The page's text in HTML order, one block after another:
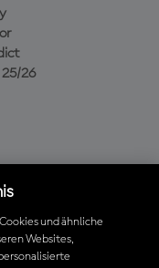
25/26
und ähnliche
Websites,